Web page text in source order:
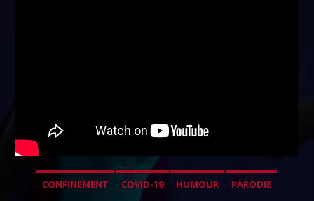
CONFINEMENT COVID-19 HUMOUR PARODIE